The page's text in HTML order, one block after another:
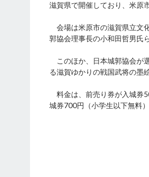
滋賀県で開催しており、米原
会場は米原市の滋賀県立文
郭協会理事長の小和田哲男氏
このほか、日本城郭協会が
る滋賀ゆかりの戦国武将の墨
料金は、前売り券が入城券
城券700円（小学生以下無料